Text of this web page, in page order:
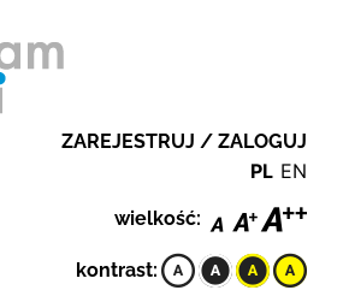
ZAREJESTRUJ / ZALOGUJ
PL EN
wielkość:
kontrast: